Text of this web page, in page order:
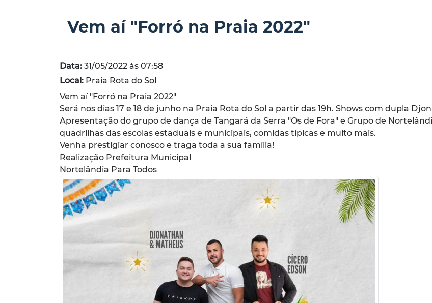
Vem aí "Forró na Praia 2022"
Data: 31/05/2022 às 07:58
Local: Praia Rota do Sol
Vem aí "Forró na Praia 2022"
Será nos dias 17 e 18 de junho na Praia Rota do Sol a partir das 19h. Shows com dupla
Apresentação do grupo de dança de Tangará da Serra "Os de Fora" e Grupo de
quadrilhas das escolas estaduais e municipais, comidas típicas e muito mais.
Venha prestigiar conosco e traga toda a sua família!
Realização Prefeitura Municipal
Nortelândia Para Todos